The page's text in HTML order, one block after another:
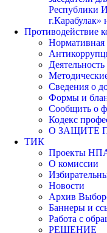
Республики
г.Карабулак»
Противодействие
Нормативная
Сведения о
Формы и
Сообщить о
Кодекс
О ЗАЩИТЕ
ТИК
Проекты
О комиссии
Новости
Архив
Баннеры и
Работа с
РЕШЕНИЕ